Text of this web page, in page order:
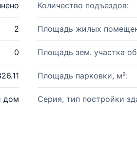
Количество подъездов:
2 Площадь жилых
0 Площадь зем. участка
Площадь парковки, м²:
дом Серия, тип постройки